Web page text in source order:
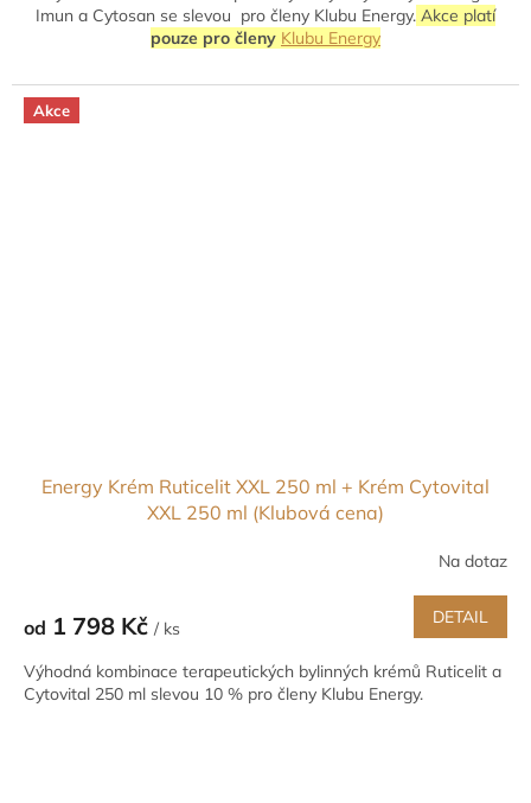
Imun a Cytosan se slevou pro členy Klubu Energy. Akce platí
pouze pro členy Klubu Energy
Akce
Energy Krém Ruticelit XXL 250 ml + Krém Cytovital
XXL 250 ml (Klubová cena)
Na dotaz
od 1 798 Kč / ks
DETAIL
Výhodná kombinace terapeutických bylinných krémů Ruticelit a
Cytovital 250 ml slevou 10 % pro členy Klubu Energy.